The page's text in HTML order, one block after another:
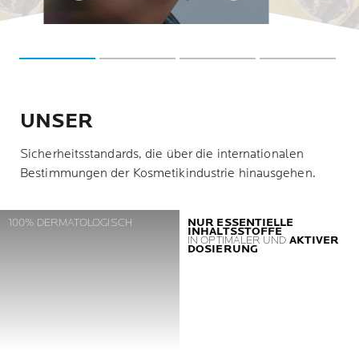
Stressbewältigung befassen.
Dazu zählt beispielsweise
Training.
Allergietests kann festgestellt
UNSER
Sicherheitsstandards, die über die internationalen
Bestimmungen der Kosmetikindustrie hinausgehen.
100% DERMATOLOGISCH NUR ESSENTIELLE
INHALTSSTOFFE
IN OPTIMALER UND AKTIVER
DOSIERUNG